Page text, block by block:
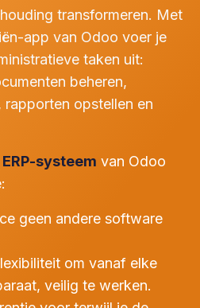
transformeren. Met
app van Odoo voer je
taken uit:
beheren,
opstellen en
ERP-systeem van Odoo
geen andere software
om vanaf elke
veilig te werken.